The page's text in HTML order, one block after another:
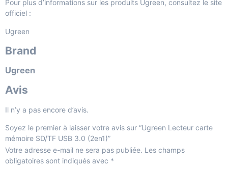
Pour plus d’informations sur les produits Ugreen, consultez le site
officiel :
Ugreen
Brand
Ugreen
Avis
Il n’y a pas encore d’avis.
Soyez le premier à laisser votre avis sur “Ugreen Lecteur carte
mémoire SD/TF USB 3.0 (2en1)”
Votre adresse e-mail ne sera pas publiée. Les champs
obligatoires sont indiqués avec *